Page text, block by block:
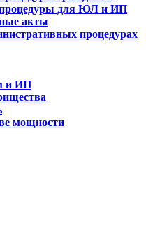
для ЮЛ и ИП
акты
процедурах
и ИП
мощности